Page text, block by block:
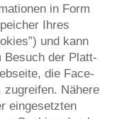
in Form
Ihres
und kann
Besuch der Platt­
die Face­
zugrei­fen. Nähe­re
ein­ge­setz­ten